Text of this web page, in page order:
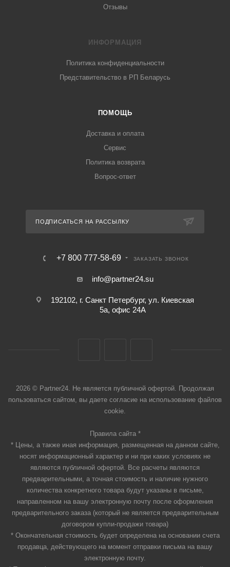
Отзывы
ИНФОРМАЦИЯ
Политика конфиденциальности
Представительство в РП Беларусь
ПОМОЩЬ
Доставка и оплата
Сервис
Политика возврата
Вопрос-ответ
ПОДПИСАТЬСЯ НА РАССЫЛКУ
+7 800 777-58-69 ЗАКАЗАТЬ ЗВОНОК
info@partner24.su
192102, г. Санкт Петербург, ул. Киевская
5а, офис 24А
2026 © Partner24. Не является публичной офертой. Продолжая
пользоваться сайтом, вы даете согласие на использование файлов
cookie.
Правила сайта *
* Цены, а также иная информация, размещенная на данном сайте,
носят информационный характер и ни при каких условиях не
являются публичной офертой. Все расчеты являются
предварительными, а точная стоимость и наличие нужного
количества конкретного товара будут указаны в письме,
направленном на вашу электронную почту после оформления
предварительного заказа (который не является предварительным
договором купли-продажи товара)
* Окончательная стоимость будет определена на основании счета
продавца, действующего на момент отправки письма на вашу
электронную почту.